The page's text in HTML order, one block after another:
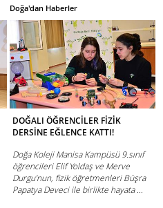
Doğa'dan Haberler
DOĞALI ÖĞRENCİLER FİZİK
DERSİNE EĞLENCE KATTI!
Doğa Koleji Manisa Kampüsü 9.sınıf
öğrencileri Elif Yoldaş ve Merve
Durgu’nun, fizik öğretmenleri Büşra
Papatya Deveci ile birlikte hayata ...